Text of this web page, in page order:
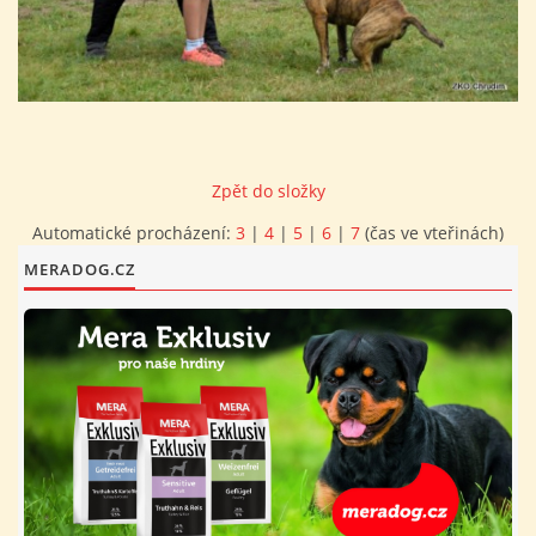
FOTOALBUM
O NÁS - HISTORIE A SOUČASNOST
AVZO TSČ ČR CHRUDIM P.S.
VÝBOR KK
Zpět do složky
Automatické procházení: 3 | 4 | 5 | 6 | 7 (čas ve vteřinách)
MERADOG.CZ